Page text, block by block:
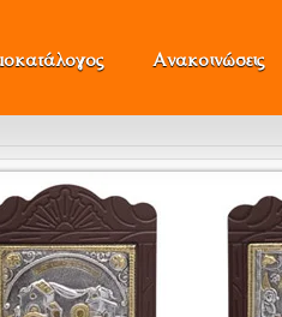
Ανακοινώσεις